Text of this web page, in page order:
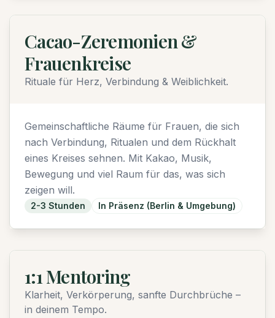
Cacao-Zeremonien &
Frauenkreise
Rituale für Herz, Verbindung & Weiblichkeit.
Gemeinschaftliche Räume für Frauen, die sich
nach Verbindung, Ritualen und dem Rückhalt
eines Kreises sehnen. Mit Kakao, Musik,
Bewegung und viel Raum für das, was sich
zeigen will.
2-3 Stunden In Präsenz (Berlin & Umgebung)
1:1 Mentoring
Klarheit, Verkörperung, sanfte Durchbrüche –
in deinem Tempo.